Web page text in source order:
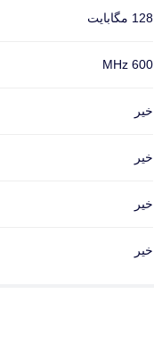
128 مگابایت
600 MHz
خیر
خیر
خیر
خیر